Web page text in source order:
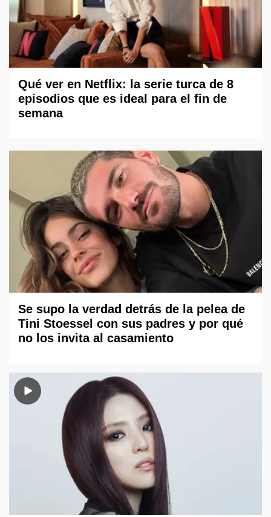
Qué ver en Netflix: la serie turca de 8
episodios que es ideal para el fin de
semana
Se supo la verdad detrás de la pelea de
Tini Stoessel con sus padres y por qué
no los invita al casamiento